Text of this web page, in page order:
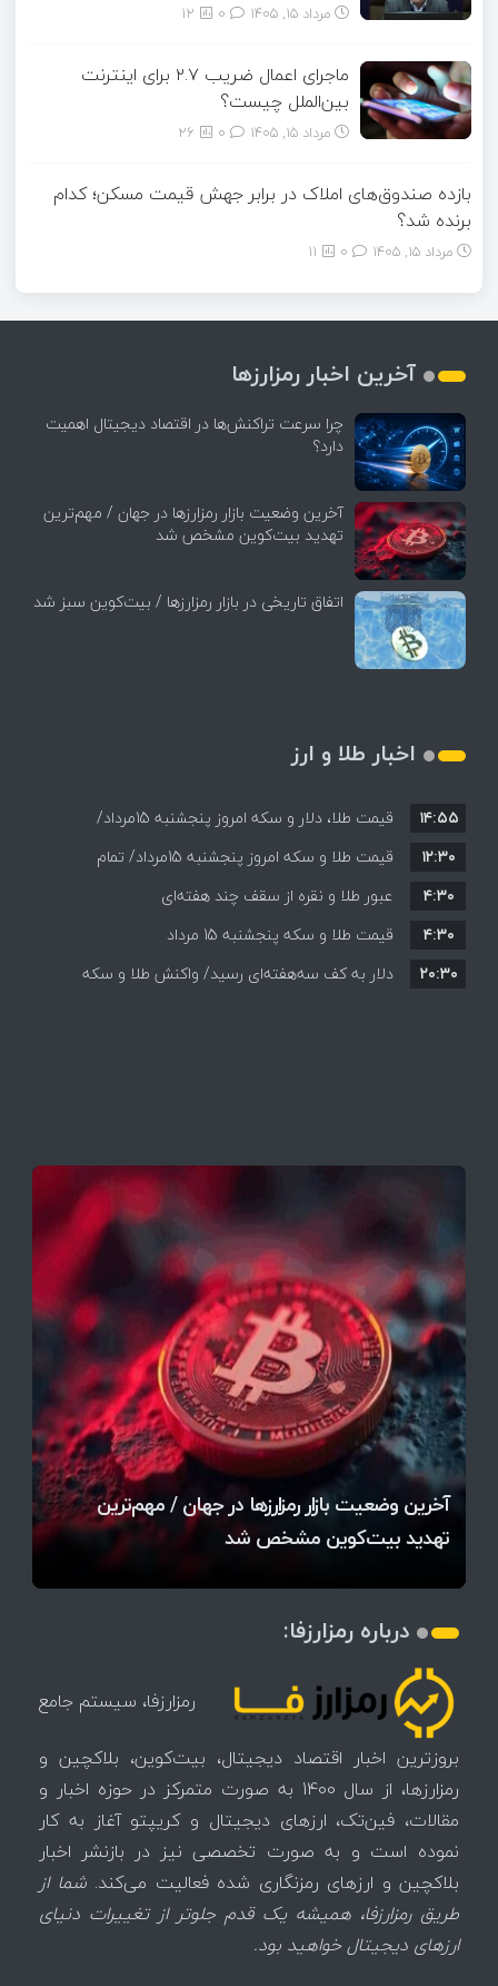
مرداد ۱۵, ۱۴۰۵ 12
ماجرای اعمال ضریب ۲.۷ برای اینترنت
بین‌الملل چیست؟
مرداد ۱۵, ۱۴۰۵ 26
بازده صندوق‌های املاک در برابر جهش قیمت مسکن؛ کدام
برنده شد؟
مرداد ۱۵, ۱۴۰۵ 11
آخرین اخبار رمزارزها
چرا سرعت تراکنش‌ها در اقتصاد دیجیتال اهمیت
دارد؟
آخرین وضعیت بازار رمزارزها در جهان / مهم‌ترین
تهدید بیت‌کوین مشخص شد
اتفاق تاریخی در بازار رمزارزها / بیت‌کوین سبز شد
اخبار طلا و ارز
قیمت طلا، دلار و سکه امروز پنجشنبه 15مرداد/
افزایش قیمت ها + جدول
۱۴:۵۵
قیمت طلا و سکه امروز پنجشنبه 15مرداد/ تمام
قیمت ها بر مدار افزایش + جدول
۱۲:۳۰
عبور طلا و نقره از سقف چند هفته‌ای
۴:۳۰
قیمت طلا و سکه پنجشنبه 15 مرداد
۴:۳۰
دلار به کف سه‌هفته‌ای رسید/ واکنش طلا و سکه
۲۰:۳۰
چرا سرعت تراکنش‌ها در اقتصاد دیجیتال اهمیت دارد؟
آخرین وضعیت بازار رمزارزها در جهان / مهم‌ترین
تهدید بیت‌کوین مشخص شد
اتفاق تاریخی در بازار رمزارزها / بیت‌کوین سبز شد
قیمت تتر، بیت‌کوین و اتریوم امروز دوشنبه ۵ مرداد
۱۴۰۵ | بیت‌کوین این مرز را از دست بدهد، همه‌چیز
تغییر می‌کند
رقابت پنهان دولت‌ها بر سر بیت‌کوین/ ۱۰ کشور برتر
کدامند؟
اتفاق مهم در بازار رمزارزها / بیت‌کوین وارد فاز تازه شد
تازه‌ترین رسوایی ارز دیجیتال؛ شکایت میلیاردی روی
میز / ۶۲۲ بیت‌کوین کجا رفت؟
بحران بدهی شرکت‌ها و خطر فروش اجباری میلیاردها
دلار بیت‌کوین
درباره رمزارزفا:
رمزارزفا، سیستم جامع
بروزترین اخبار اقتصاد دیجیتال، بیت‌کوین، بلاکچین و
رمزارزها، از سال 1400 به صورت متمرکز در حوزه اخبار و
مقالات، فین‌تک، ارزهای‌ دیجیتال و کریپتو آغاز به کار
نموده است و به صورت تخصصی نیز در بازنشر اخبار
بلاکچین و ارزهای رمزنگاری شده فعالیت می‌کند.شما از
طریق رمزارزفا، همیشه یک قدم جلوتر از تغییرات دنیای
ارزهای دیجیتال خواهید بود.